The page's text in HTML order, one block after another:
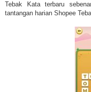
Tebak Kata terbaru
tantangan harian Shopee